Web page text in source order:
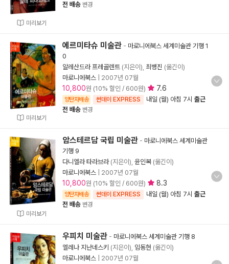
미리보기
전 배송 변경
미리보기
에르미타슈 미술관 - 마로니에북스 세계미술관 기행 1
0
알레산드라 프레골렌트 (지은이), 최병진 (옮긴이)
마로니에북스
2007년 07월
10,800원 (10% 할인 / 600원) 7.6
양탄자배송 썬데이 EXPRESS 내일 (월) 아침 7시 출근
전 배송 변경
미리보기
암스테르담 국립 미술관 - 마로니에북스 세계미술관
기행 9
다니엘라 타라브라(지은이), 윤인복 (옮긴이)
마로니에북스
2007년 07월
10,800원 (10% 할인 / 600원) 8.3
양탄자배송 썬데이 EXPRESS 내일 (월) 아침 7시 출근
전 배송 변경
우피치 미술관 - 마로니에북스 세계미술관 기행 8
엘레나 지난네스키 (지은이), 임동현 (옮긴이)
마로니에북스
2007년 07월